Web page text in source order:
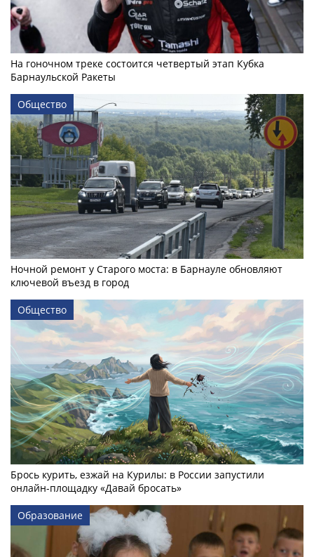
На гоночном треке состоится четвертый этап Кубка
Барнаульской Ракеты
Общество
Ночной ремонт у Старого моста: в Барнауле обновляют
ключевой въезд в город
Общество
Брось курить, езжай на Курилы: в России запустили
онлайн-­площадку «Давай бросать»
Образование